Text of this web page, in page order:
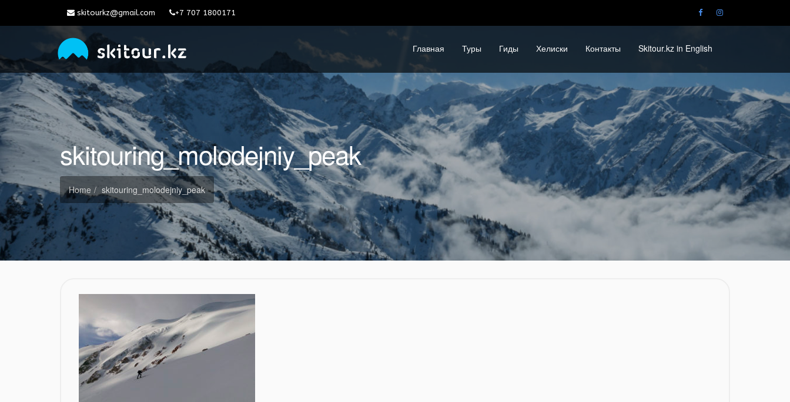
skitourkz@gmail.com +7 707 1800171
Главная Туры Гиды Хелиски Контакты Skitour.kz in English
skitouring_molodejniy_peak
Home skitouring_molodejniy_peak